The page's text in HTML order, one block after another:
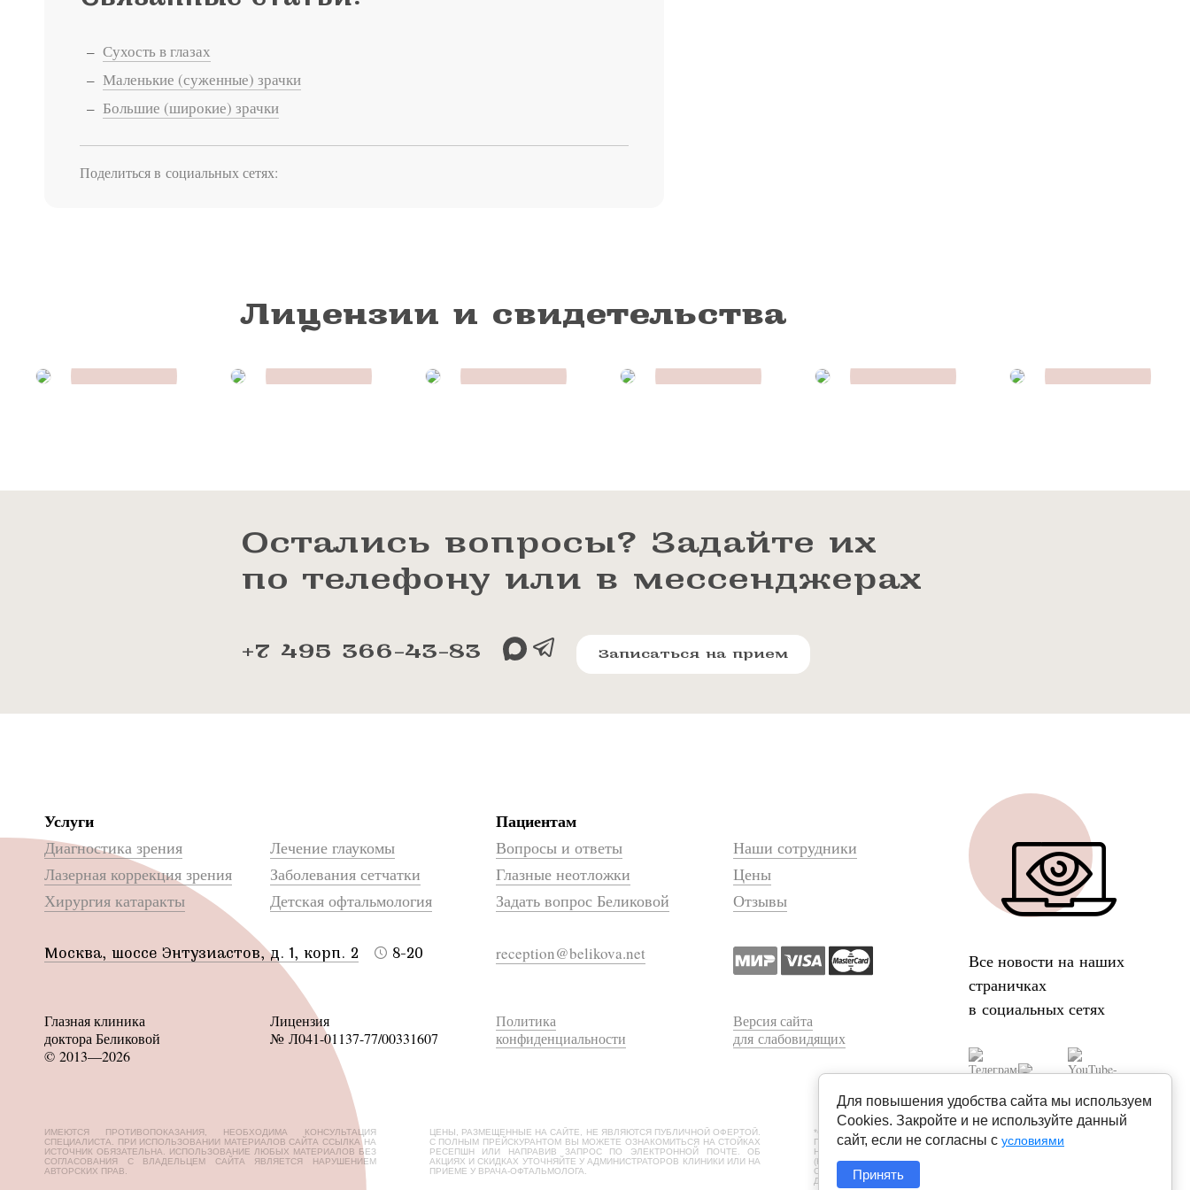
Сухость в глазах
Маленькие (суженные) зрачки
Большие (широкие) зрачки
Поделиться в социальных сетях:
Лицензии и свидетельства
Остались вопросы? Задайте их
по телефону или в мессенджерах
+7 495 366-43-83 Записаться на прием
Услуги
Диагностика зрения
Лазерная коррекция зрения
Хирургия катаракты
Лечение глаукомы
Заболевания сетчатки
Детская офтальмология
Пациентам
Вопросы и ответы
Глазные неотложки
Задать вопрос Беликовой
Наши сотрудники
Цены
Отзывы
Все новости на наших
страничках
в социальных сетях
reception@belikova.net
Москва, шоссе Энтузиастов, д. 1, корп. 2 8-20
Политика
конфиденциальности
Версия сайта
для слабовидящих
Глазная клиника
доктора Беликовой
© 2013—2026
Лицензия
№ Л041-01137-77/00331607
ИМЕЮТСЯ ПРОТИВОПОКАЗАНИЯ, НЕОБХОДИМА КОНСУЛЬТАЦИЯ
СПЕЦИАЛИСТА. ПРИ ИСПОЛЬЗОВАНИИ МАТЕРИАЛОВ САЙТА ССЫЛКА НА
ИСТОЧНИК ОБЯЗАТЕЛЬНА. ИСПОЛЬЗОВАНИЕ ЛЮБЫХ МАТЕРИАЛОВ БЕЗ
СОГЛАСОВАНИЯ С ВЛАДЕЛЬЦЕМ САЙТА ЯВЛЯЕТСЯ НАРУШЕНИЕМ
АВТОРСКИХ ПРАВ.
ЦЕНЫ, РАЗМЕЩЕННЫЕ НА САЙТЕ, НЕ ЯВЛЯЮТСЯ ПУБЛИЧНОЙ ОФЕРТОЙ.
С ПОЛНЫМ ПРЕЙСКУРАНТОМ ВЫ МОЖЕТЕ ОЗНАКОМИТЬСЯ НА СТОЙКАХ
РЕСЕПШН ИЛИ НАПРАВИВ ЗАПРОС ПО ЭЛЕКТРОННОЙ ПОЧТЕ. ОБ
АКЦИЯХ И СКИДКАХ УТОЧНЯЙТЕ У АДМИНИСТРАТОРОВ КЛИНИКИ ИЛИ НА
ПРИЕМЕ У ВРАЧА-ОФТАЛЬМОЛОГА.
*СУБЪЕКТ ПДН УСТАНОВИЛ ЗАПРЕТ НА ПЕРЕДАЧУ (КРОМЕ
ПРЕДОСТАВЛЕНИЯ ДОСТУПА) ЕГО ПДН ОПЕРАТОРОМ
НЕОГРАНИЧЕННОМУ КРУГУ ЛИЦ, А ТАКЖЕ ЗАПРЕТЫ НА ОБРАБОТКУ
(КРОМЕ ПОЛУЧЕНИЯ ДОСТУПА) ИХ НЕОГРАНИЧЕННЫМ КРУГОМ ЛИЦ
СОГЛАСНО СТ. 10.1 ФЕДЕРАЛЬНОГО ЗАКОНА «О ПЕРСОНАЛЬНЫХ
ДАННЫХ» ОТ 27.07.2006 N152-ФЗ
Для повышения удобства сайта мы используем
Cookies. Закройте и не используйте данный
сайт, если не согласны с условиями
Принять